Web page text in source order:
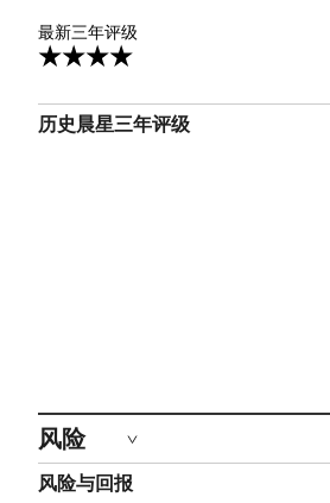
最新三年评级
历史晨星三年评级
风险
风险与回报